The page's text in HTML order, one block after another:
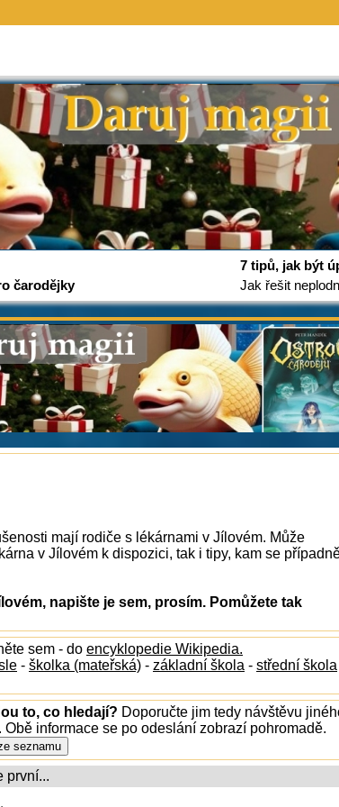
čarodějky
7 tipů, jak být
Jak řešit
mají rodiče s lékárnami v Jílovém. Může
v Jílovém k dispozici, tak i tipy, kam se
napište je sem, prosím. Pomůžete tak
sem - do encyklopedie Wikipedia.
- školka (mateřská) - základní škola - střední škola
to, co hledají? Doporučte jim tedy návštěvu
informace se po odeslání zobrazí pohromadě.
první...